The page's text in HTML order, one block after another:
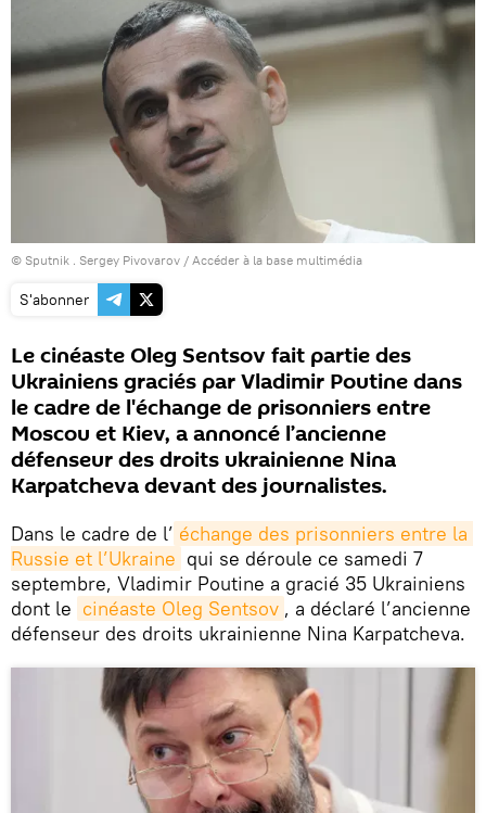
© Sputnik . Sergey Pivovarov / Accéder à la base multimédia
S'abonner
Le cinéaste Oleg Sentsov fait partie des
Ukrainiens graciés par Vladimir Poutine dans
le cadre de l'échange de prisonniers entre
Moscou et Kiev, a annoncé l’ancienne
défenseur des droits ukrainienne Nina
Karpatcheva devant des journalistes.
Dans le cadre de l’ échange des prisonniers entre la
Russie et l’Ukraine qui se déroule ce samedi 7
septembre, Vladimir Poutine a gracié 35 Ukrainiens
dont le cinéaste Oleg Sentsov , a déclaré l’ancienne
défenseur des droits ukrainienne Nina Karpatcheva.